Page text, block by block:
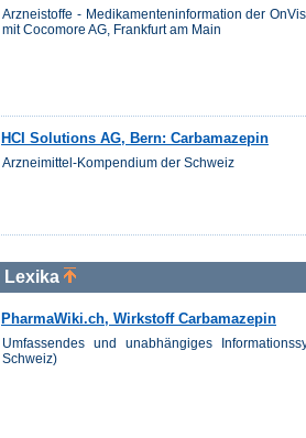
Arzneistoffe - Medikamenteninformation der
mit Cocomore AG, Frankfurt am Main
HCI Solutions AG, Bern: Carbamazepin
Arzneimittel-Kompendium der Schweiz
Lexika
PharmaWiki.ch, Wirkstoff Carbamazepin
Umfassendes und unabhängiges
Schweiz)